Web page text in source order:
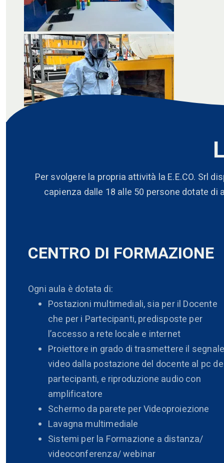
Per svolgere la propria attività la E.E.CO. Srl
capienza dalle 18 alle 50 persone dotate
CENTRO DI FORMAZIONE
Ogni aula è dotata di:
Postazioni multimediali, sia per il Docente
che per i Partecipanti, predisposte per
l’accesso a rete locale e internet
Proiettore in grado di trasmettere il
video dalla postazione del docente al pc
partecipanti, e riproduzione audio con
amplificatore
Schermo da parete per Videoproiezione
Lavagna multimediale
Sistemi per la Formazione a distanza/
videoconferenza/ webinar